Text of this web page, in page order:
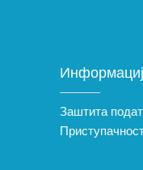
Заштита